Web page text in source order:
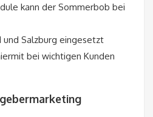
kann der Sommerbob bei
und Salzburg eingesetzt
bei wichtigen Kunden